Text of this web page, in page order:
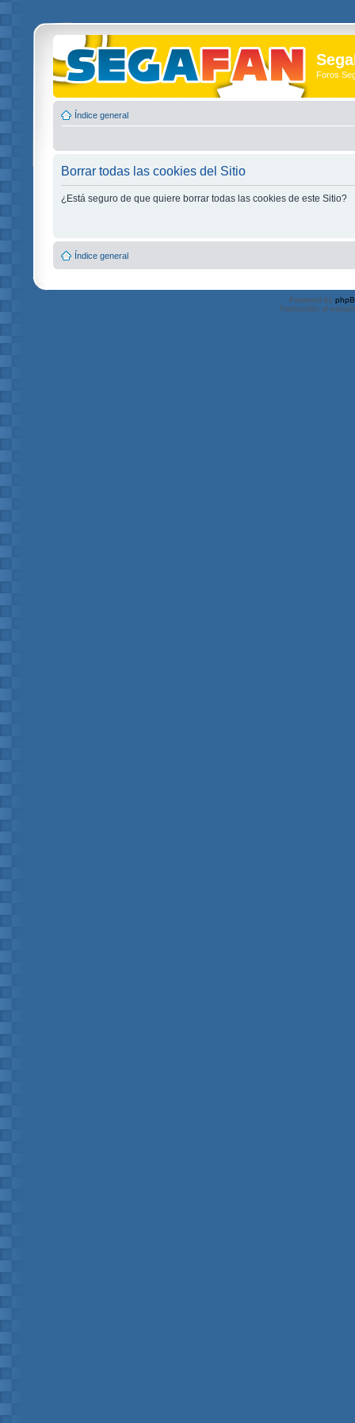
Foros
Índice general
Borrar todas las cookies del Sitio
¿Está seguro de que quiere borrar todas las cookies de este Sitio?
Índice general
Powered by
Traducción al